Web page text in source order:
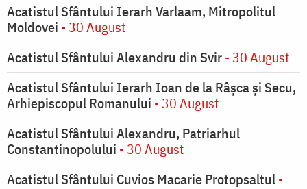
Acatistul Sfântului Ierarh Varlaam, Mitropolitul
Moldovei - 30 August
Acatistul Sfântului Alexandru din Svir- 30 August
Acatistul Sfântului Ierarh Ioan de la Râşca şi Secu,
Arhiepiscopul Romanului - 30 August
Acatistul Sfântului Alexandru, Patriarhul
Constantinopolului - 30 August
Acatistul Sfântului Cuvios Macarie Protopsaltul-